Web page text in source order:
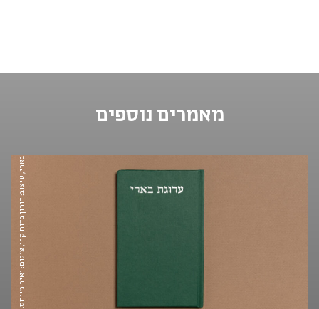
מאמרים נוספים מגדיר ערוגת בארי, עיצוב: דורון בדוח קרן, צילום: יאיר מיוחס.